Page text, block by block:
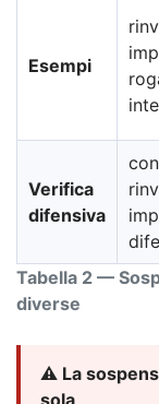
Tabella 2 —
diverse
Esempi
Verifica
difensiva
⚠️ La
sola